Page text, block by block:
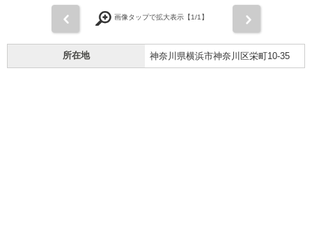
画像タップで拡大表示【1/1】
所在地 神奈川県横浜市神奈川区栄町10-35